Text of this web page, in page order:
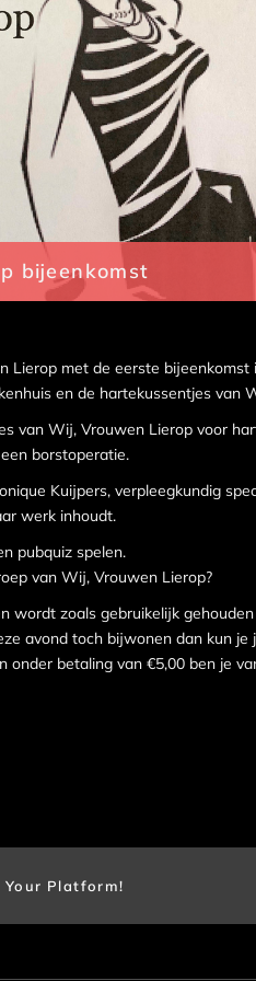
bijeenkomst
Lierop met de eerste
en de hartekussentjes van
van Wij, Vrouwen Lierop voor
borstoperatie.
Kuijpers, verpleegkundig
werk inhoudt.
pubquiz spelen.
Vrouw/Groep van
wordt zoals gebruikelijk
avond toch bijwonen dan kun je
onder betaling van €5,00 ben je
Your Platform!